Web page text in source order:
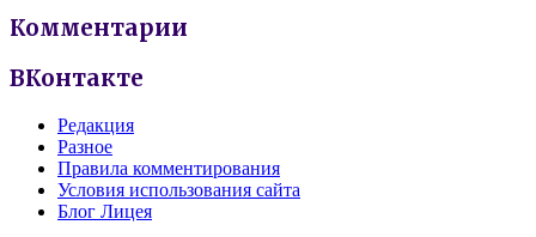
Комментарии
ВКонтакте
Редакция
Разное
Правила комментирования
Условия использования сайта
Блог Лицея